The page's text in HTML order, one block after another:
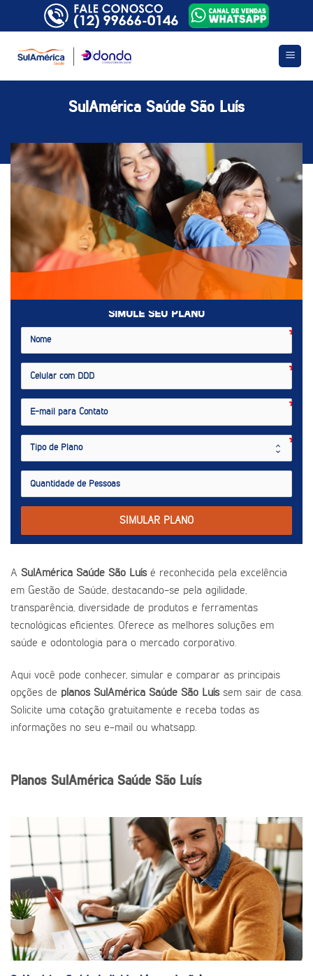
SulAmérica Saúde São Luís
SIMULE SEU PLANO
SIMULAR PLANO
A SulAmérica Saúde São Luísé reconhecida pela excelência
em Gestão de Saúde, destacando-se pela agilidade,
transparência, diversidade de produtos e ferramentas
tecnológicas eficientes. Oferece as melhores soluções em
saúde e odontologia para o mercado corporativo.
Aqui você pode conhecer, simular e comparar as principais
opções de planos SulAmérica Saúde São Luís sem sair de casa.
Solicite uma cotação gratuitamente e receba todas as
informações no seu e-mail ou whatsapp.
Planos SulAmérica Saúde São Luís